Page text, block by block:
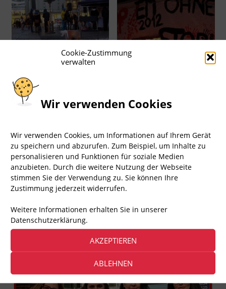
Cookie-Zustimmung
verwalten
Wir verwenden Cookies
Wir verwenden Cookies, um Informationen auf Ihrem Gerät
zu speichern und abzurufen. Zum Beispiel, um Inhalte zu
personalisieren und Funktionen für soziale Medien
anzubieten. Durch die weitere Nutzung der Webseite
stimmen Sie der Verwendung zu. Sie können Ihre
Zustimmung jederzeit widerrufen.
Weitere Informationen erhalten Sie in unserer
Datenschutzerklärung.
AKZEPTIEREN
ABLEHNEN
+++ Demo
▸ ÜBER AKTION FAIR PLAY
Aktion Fair Play – kurz: AFP – ist eine engagierte
Bürgerbewegung von Tierfreunden, die Demos und
Infostände zu vielen Tierrechtsthemen organisiert.
Das sind wir, Team Berlin